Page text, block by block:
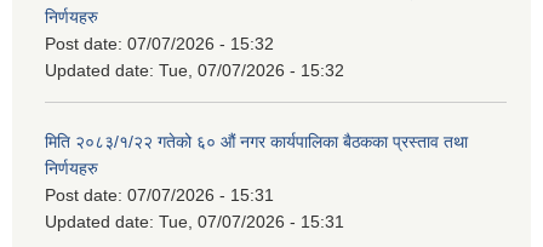
निर्णयहरु
Post date: 07/07/2026 - 15:32
Updated date: Tue, 07/07/2026 - 15:32
मिति २०८३/१/२२ गतेको ६० औं नगर कार्यपालिका बैठकका प्रस्ताव तथा
निर्णयहरु
Post date: 07/07/2026 - 15:31
Updated date: Tue, 07/07/2026 - 15:31